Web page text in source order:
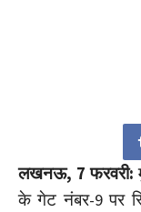
लखनऊ, 7 फरवरी:
के गेट नंबर-9 पर